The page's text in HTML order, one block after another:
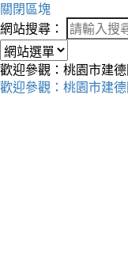
關閉區塊
網站搜尋：
歡迎參觀：桃園市建
歡迎參觀：桃園市建